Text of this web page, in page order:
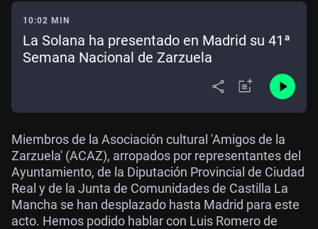
10:02 MIN
La Solana ha presentado en Madrid su 41ª
Semana Nacional de Zarzuela
Miembros de la Asociación cultural 'Amigos de la
Zarzuela' (ACAZ), arropados por representantes del
Ayuntamiento, de la Diputación Provincial de Ciudad
Real y de la Junta de Comunidades de Castilla La
Mancha se han desplazado hasta Madrid para este
acto. Hemos podido hablar con Luis Romero de